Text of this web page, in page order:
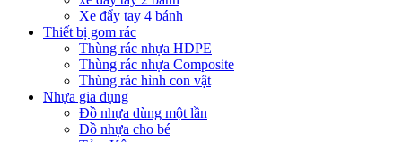
Xe đẩy tay 4 bánh
Thiết bị gom rác
Thùng rác nhựa HDPE
Thùng rác nhựa Composite
Thùng rác hình con vật
Nhựa gia dụng
Đồ nhựa dùng một lần
Đồ nhựa cho bé